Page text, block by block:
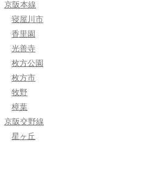
京阪本線
寝屋川市
香里園
光善寺
枚方公園
枚方市
牧野
樟葉
京阪交野線
星ヶ丘